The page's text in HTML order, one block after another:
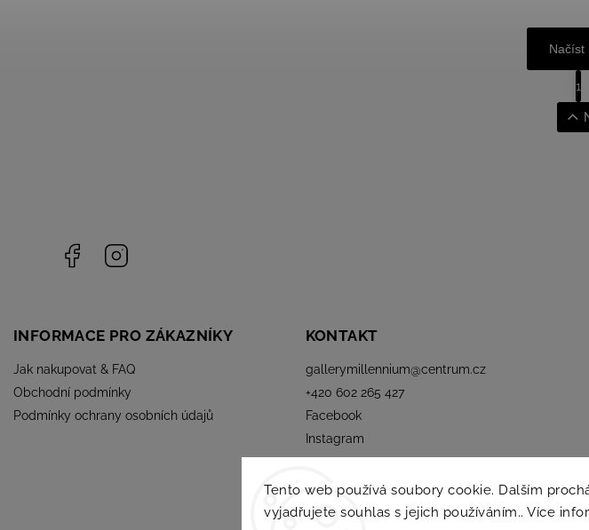
Tento web používá soubory cookie. Dalším
vyjadřujete souhlas s jejich používáním.. Více
Načíst
1
Facebook
INFORMACE PRO ZÁKAZNÍKY
Jak nakupovat & FAQ
Obchodní podmínky
Podmínky ochrany osobních údajů
KONTAKT
gallerymillennium@centrum.cz
+420 602 265 427
Facebook
Instagram
Copyright 2026